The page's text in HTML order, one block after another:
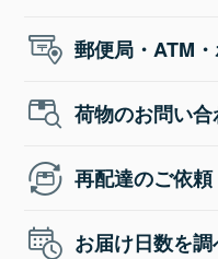
郵便局・ATM
荷物のお問い
再配達のご依頼
お届け日数を調